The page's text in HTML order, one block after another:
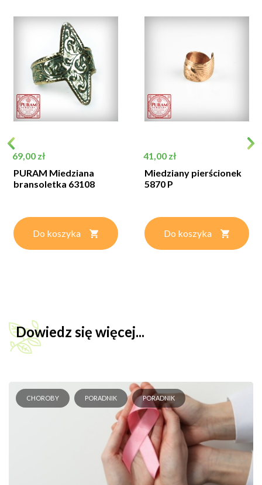
Cena
69,00 zł
PURAM Miedziana
bransoletka 63108
Do koszyka
Cena
41,00 zł
Miedziany pierścionek
5870 P
Do koszyka
Dowiedz się więcej...
CHOROBY PORADNIK PORADNIK